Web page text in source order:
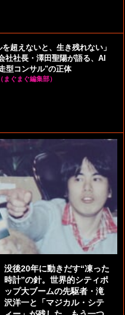
を超えないと、生き残れない」
社社長・澤田聖陽が語る、AI
型コンサル"の正体
まぐまぐ編集部）
没後20年に動きだす“凍った
時計”の針。世界的シティポ
ップ大ブームの先駆者・滝
沢洋一と「マジカル・シテ